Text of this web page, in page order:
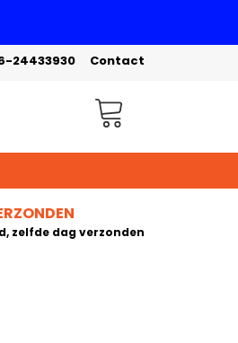
24433930 Contact
Winkelwagen
zelfde dag verzonden